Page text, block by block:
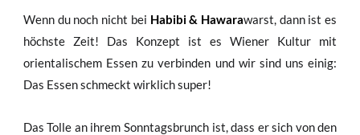
Wenn du noch nicht bei Habibi & Hawarawarst, dann ist es
höchste Zeit! Das Konzept ist es Wiener Kultur mit
orientalischem Essen zu verbinden und wir sind uns einig:
Das Essen schmeckt wirklich super!
Das Tolle an ihrem Sonntagsbrunch ist, dass er sich von den